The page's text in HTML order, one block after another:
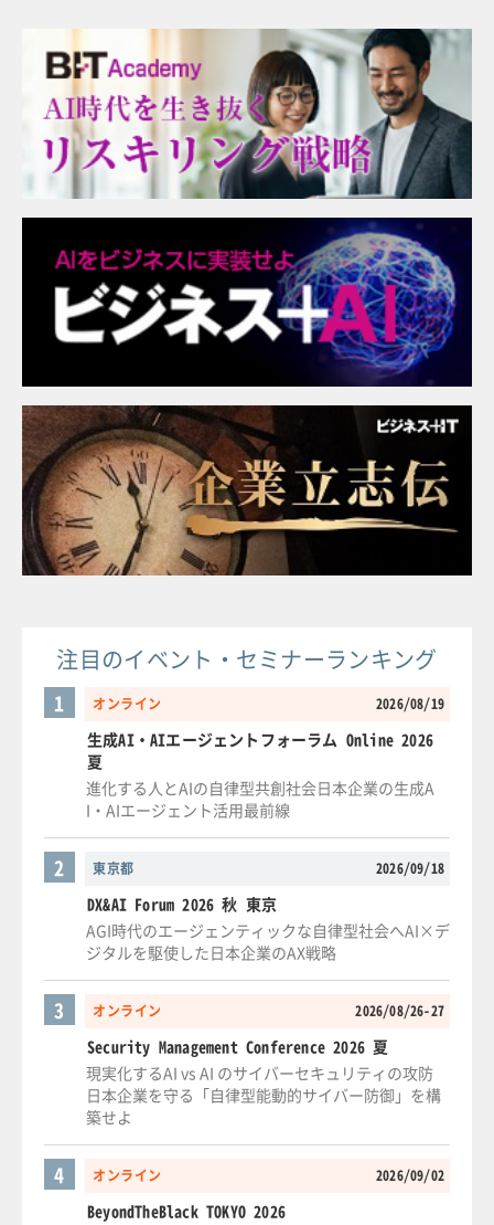
注目のイベント・セミナーランキング
オンライン 2026/08/19
1
生成AI・AIエージェントフォーラム Online 2026
夏
進化する人とAIの自律型共創社会日本企業の生成A
I・AIエージェント活用最前線
東京都 2026/09/18
2
DX&AI Forum 2026 秋 東京
AGI時代のエージェンティックな自律型社会へAI×デ
ジタルを駆使した日本企業のAX戦略
オンライン 2026/08/26-27
3
Security Management Conference 2026 夏
現実化するAI vs AI のサイバーセキュリティの攻防
日本企業を守る「自律型能動的サイバー防御」を構
築せよ
オンライン 2026/09/02
4
BeyondTheBlack TOKYO 2026